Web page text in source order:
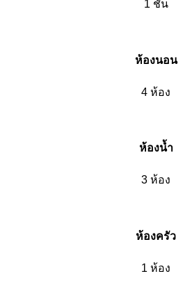
1 ชั้น
ห้องนอน
4 ห้อง
ห้องน้ำ
3 ห้อง
ห้องครัว
1 ห้อง